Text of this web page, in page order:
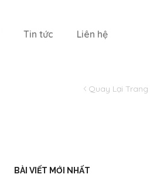
Tin tức Liên hệ
Quay Lại Trang
BÀI VIẾT MỚI NHẤT